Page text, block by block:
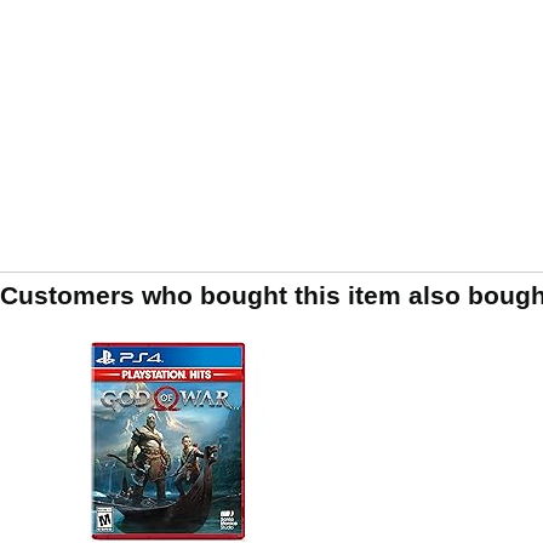
Customers who bought this item also